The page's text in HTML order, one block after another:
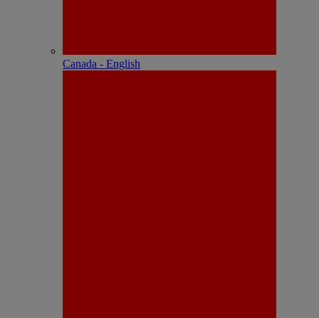
Canada - English